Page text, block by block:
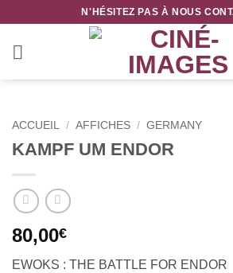
contenu
N'HÉSITEZ PAS À NOUS
ACCUEIL / AFFICHES / GERMANY
KAMPF UM ENDOR
80,00€
EWOKS : THE BATTLE FOR ENDOR